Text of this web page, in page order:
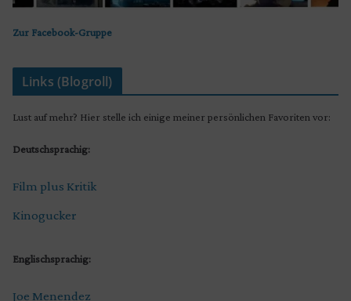
Zur Facebook-Gruppe
Links (Blogroll)
Lust auf mehr? Hier stelle ich einige meiner persönlichen Favoriten vor:
Deutschsprachig:
Film plus Kritik
Kinogucker
Englischsprachig:
Joe Menendez